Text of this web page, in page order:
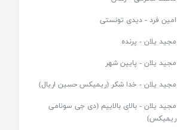
امین فرد - دیدی تونستی
مجید یلان - پرنده
مجید یلان - پایین شهر
مجید یلان - خدا شکر (ریمیکس حسین اریال)
مجید یلان - بالای بالاییم (دی جی سونامی
ریمیکس)